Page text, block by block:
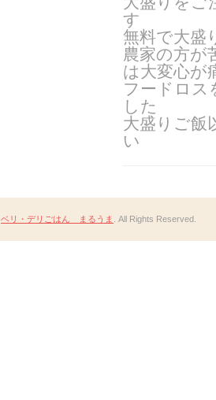
す
無料で大盛
農家の方が
は大変心が
フードロス
した
大盛りご飯
い
ベリ・デリごはん まるうま . All Rights Reserved.